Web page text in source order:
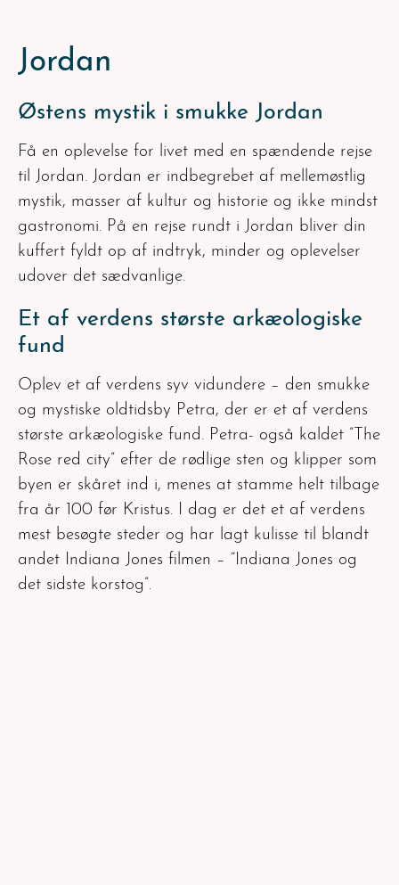
Jordan
Østens mystik i smukke Jordan
Få en oplevelse for livet med en spændende rejse
til Jordan. Jordan er indbegrebet af mellemøstlig
mystik, masser af kultur og historie og ikke mindst
gastronomi. På en rejse rundt i Jordan bliver din
kuffert fyldt op af indtryk, minder og oplevelser
udover det sædvanlige.
Et af verdens største arkæologiske
fund
Oplev et af verdens syv vidundere – den smukke
og mystiske oldtidsby Petra, der er et af verdens
største arkæologiske fund. Petra- også kaldet ”The
Rose red city” efter de rødlige sten og klipper som
byen er skåret ind i, menes at stamme helt tilbage
fra år 100 før Kristus. I dag er det et af verdens
mest besøgte steder og har lagt kulisse til blandt
andet Indiana Jones filmen – “Indiana Jones og
det sidste korstog”.